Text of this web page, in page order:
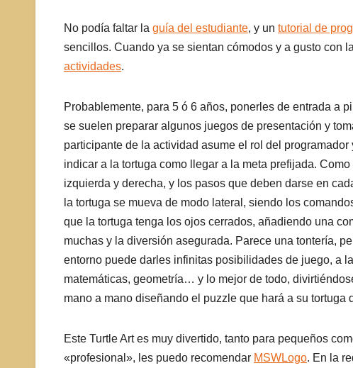
No podía faltar la guía del estudiante, y un tutorial de
sencillos. Cuando ya se sientan cómodos y a gusto con
actividades.
Probablemente, para 5 ó 6 años, ponerles de entrada a
se suelen preparar algunos juegos de presentación y
participante de la actividad asume el rol del
indicar a la tortuga como llegar a la meta prefijada.
izquierda y derecha, y los pasos que deben darse en
la tortuga se mueva de modo lateral, siendo los
que la tortuga tenga los ojos cerrados, añadiendo una
muchas y la diversión asegurada. Parece una tontería,
entorno puede darles infinitas posibilidades de juego, a
matemáticas, geometría… y lo mejor de todo,
mano a mano diseñando el puzzle que hará a su tortuga
Este Turtle Art es muy divertido, tanto para pequeños
«profesional», les puedo recomendar MSWLogo. En la